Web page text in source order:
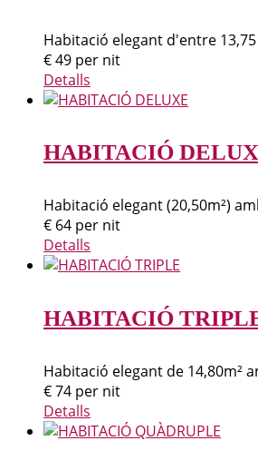
Habitació elegant d'entre
€49 per nit
Detalls
HABITACIÓ
Habitació elegant (20,50m²)
€ 64 per nit
Detalls
HABITACIÓ
Habitació elegant de 14,80m²
€74 per nit
Detalls